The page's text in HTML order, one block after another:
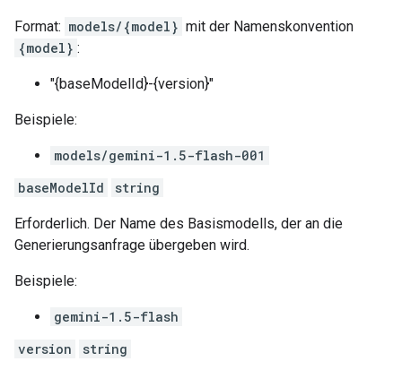
Format: models/{model} mit der Namenskonvention
{model} :
"{baseModelId}-{version}"
Beispiele:
models/gemini-1.5-flash-001
baseModelId
string
Erforderlich. Der Name des Basismodells, der an die
Generierungsanfrage übergeben wird.
Beispiele:
gemini-1.5-flash
version
string